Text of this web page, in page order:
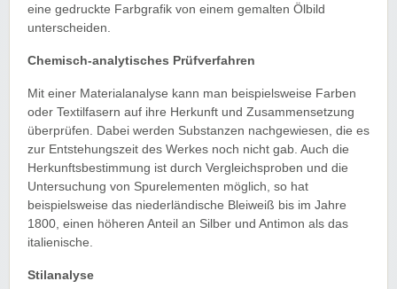
eine gedruckte Farbgrafik von einem gemalten Ölbild
unterscheiden.
Chemisch-analytisches Prüfverfahren
Mit einer Materialanalyse kann man beispielsweise Farben
oder Textilfasern auf ihre Herkunft und Zusammensetzung
überprüfen. Dabei werden Substanzen nachgewiesen, die es
zur Entstehungszeit des Werkes noch nicht gab. Auch die
Herkunftsbestimmung ist durch Vergleichsproben und die
Untersuchung von Spurelementen möglich, so hat
beispielsweise das niederländische Bleiweiß bis im Jahre
1800, einen höheren Anteil an Silber und Antimon als das
italienische.
Stilanalyse